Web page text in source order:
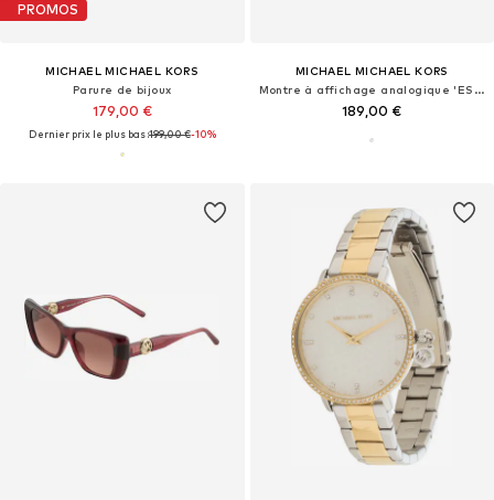
PROMOS
MICHAEL MICHAEL KORS
Parure de bijoux
179,00 €
Dernier prix le plus bas :199,00 €-10%
MICHAEL MICHAEL KORS
Montre à affichage analogique 'ESSEX'
189,00 €